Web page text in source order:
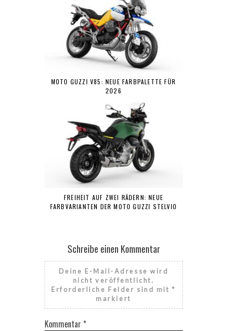
MOTO GUZZI V85: NEUE FARBPALETTE FÜR
2026
FREIHEIT AUF ZWEI RÄDERN: NEUE
FARBVARIANTEN DER MOTO GUZZI STELVIO
Schreibe einen Kommentar
Deine E-Mail-Adresse wird
nicht veröffentlicht.
Erforderliche Felder sind mit*
markiert
Kommentar *